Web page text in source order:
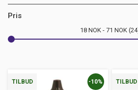
Merke
Farge
Pris
18 NOK 71 NOK 24
TILBUD -10% TILBUD